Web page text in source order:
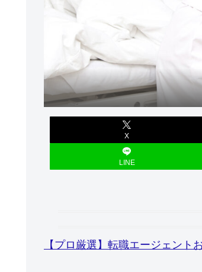
X
LINE
【プロ厳選】転職エージェント